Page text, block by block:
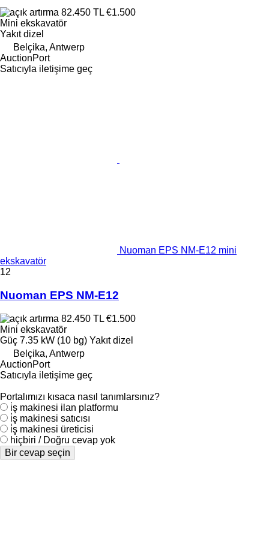
82.450 TL €1.500
Mini ekskavatör
Yakıt dizel
Belçika, Antwerp
AuctionPort
Satıcıyla iletişime geç
Nuoman EPS NM-E12 mini
ekskavatör
12
Nuoman EPS NM-E12
82.450 TL €1.500
Mini ekskavatör
Güç 7.35 kW (10 bg) Yakıt dizel
Belçika, Antwerp
AuctionPort
Satıcıyla iletişime geç
Portalımızı kısaca nasıl tanımlarsınız?
i̇ş makinesi ilan platformu
i̇ş makinesi satıcısı
i̇ş makinesi üreticisi
hiçbiri / Doğru cevap yok
Bir cevap seçin